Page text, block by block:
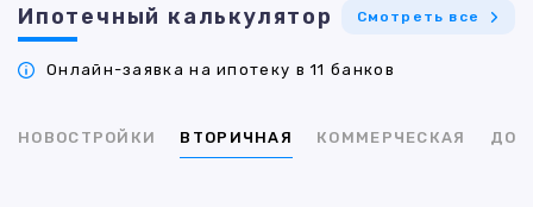
Ипотечный калькулятор Смотреть все
Онлайн-заявка на ипотеку в 11 банков
НОВОСТРОЙКИ ВТОРИЧНАЯ КОММЕРЧЕСКАЯ ДОМ